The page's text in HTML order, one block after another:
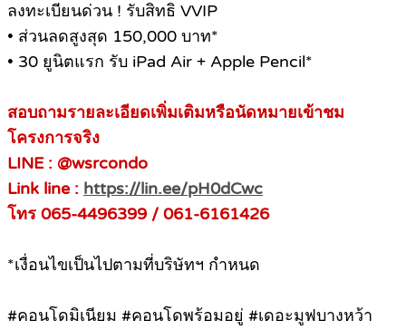
ลงทะเบียนด่วน ! รับสิทธิ VVIP
• ส่วนลดสูงสุด 150,000 บาท*
• 30 ยูนิตแรก รับ iPad Air + Apple Pencil*
สอบถามรายละเอียดเพิ่มเติมหรือนัดหมายเข้าชม
โครงการจริง
LINE : @wsrcondo
Link line : https://lin.ee/pH0dCwc
โทร 065-4496399 / 061-6161426
*เงื่อนไขเป็นไปตามที่บริษัทฯ กำหนด
#คอนโดมิเนียม #คอนโดพร้อมอยู่ #เดอะมูฟบางหว้า